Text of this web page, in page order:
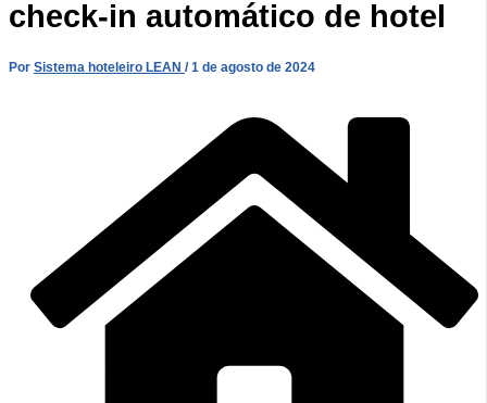
check-in automático de hotel
Por Sistema hoteleiro LEAN /1 de agosto de 2024